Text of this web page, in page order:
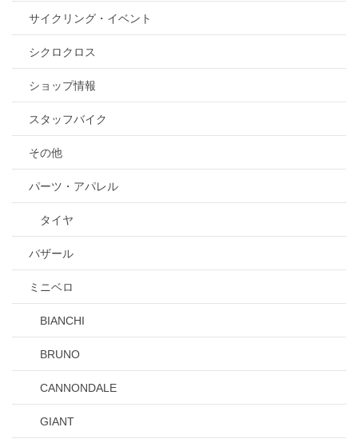
サイクリング・イベント
シクロクロス
ショップ情報
スタッフバイク
その他
パーツ・アパレル
タイヤ
バザール
ミニベロ
BIANCHI
BRUNO
CANNONDALE
GIANT